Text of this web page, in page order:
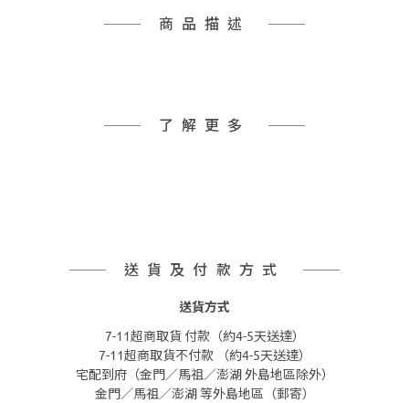
商品描述
了解更多
送貨及付款方式
送貨方式
7-11超商取貨 付款（約4-5天送達）
7-11超商取貨不付款 （約4-5天送達）
宅配到府（金門／馬祖／澎湖 外島地區除外）
金門／馬祖／澎湖 等外島地區（郵寄）